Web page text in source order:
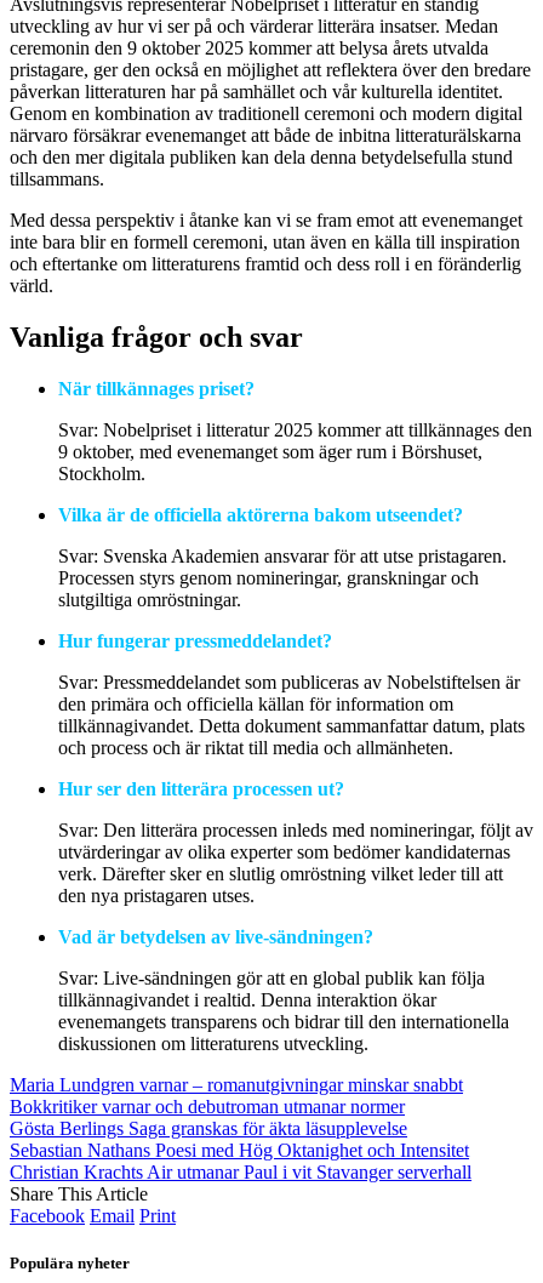
utveckling av hur vi ser på och värderar litterära insatser. Medan
ceremonin den 9 oktober 2025 kommer att belysa årets utvalda
pristagare, ger den också en möjlighet att reflektera över den bredare
påverkan litteraturen har på samhället och vår kulturella identitet.
Genom en kombination av traditionell ceremoni och modern digital
närvaro försäkrar evenemanget att både de inbitna litteraturälskarna
och den mer digitala publiken kan dela denna betydelsefulla stund
tillsammans.
Med dessa perspektiv i åtanke kan vi se fram emot att evenemanget
inte bara blir en formell ceremoni, utan även en källa till inspiration
och eftertanke om litteraturens framtid och dess roll i en föränderlig
värld.
Vanliga frågor och svar
När tillkännages priset?
Svar: Nobelpriset i litteratur 2025 kommer att tillkännages den
9 oktober, med evenemanget som äger rum i Börshuset,
Stockholm.
Vilka är de officiella aktörerna bakom utseendet?
Svar: Svenska Akademien ansvarar för att utse pristagaren.
Processen styrs genom nomineringar, granskningar och
slutgiltiga omröstningar.
Hur fungerar pressmeddelandet?
Svar: Pressmeddelandet som publiceras av Nobelstiftelsen är
den primära och officiella källan för information om
tillkännagivandet. Detta dokument sammanfattar datum, plats
och process och är riktat till media och allmänheten.
Hur ser den litterära processen ut?
Svar: Den litterära processen inleds med nomineringar, följt av
utvärderingar av olika experter som bedömer kandidaternas
verk. Därefter sker en slutlig omröstning vilket leder till att
den nya pristagaren utses.
Vad är betydelsen av live-sändningen?
Svar: Live-sändningen gör att en global publik kan följa
tillkännagivandet i realtid. Denna interaktion ökar
evenemangets transparens och bidrar till den internationella
diskussionen om litteraturens utveckling.
Maria Lundgren varnar – romanutgivningar minskar snabbt
Bokkritiker varnar och debutroman utmanar normer
Gösta Berlings Saga granskas för äkta läsupplevelse
Sebastian Nathans Poesi med Hög Oktanighet och Intensitet
Christian Krachts Air utmanar Paul i vit Stavanger serverhall
Share This Article
Facebook Email Print
Populära nyheter